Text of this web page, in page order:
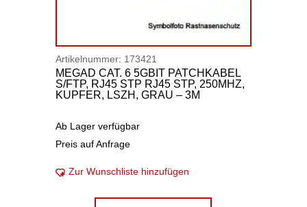
Artikelnummer: 173421
MEGAD CAT. 6 5GBIT PATCHKABEL
S/FTP, RJ45 STP RJ45 STP, 250MHZ,
KUPFER, LSZH, GRAU – 3M
Ab Lager verfügbar
Preis auf Anfrage
Zur Wunschliste hinzufügen